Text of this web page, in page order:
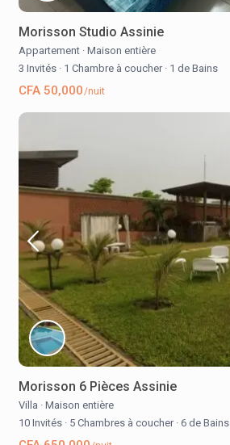
Morisson Studio Assinie
Appartement · Maison entière
3 Invités · 1 Chambre à coucher · 1 de Bains
CFA 50,000/nuit
Morisson 6 Pièces Assinie
Villa · Maison entière
10 Invités · 5 Chambres à coucher · 6 de Bains